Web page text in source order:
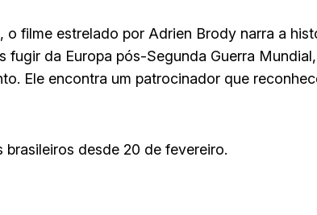
o filme estrelado por Adrien Brody narra a
fugir da Europa pós-Segunda Guerra
Ele encontra um patrocinador que
brasileiros desde 20 de fevereiro.